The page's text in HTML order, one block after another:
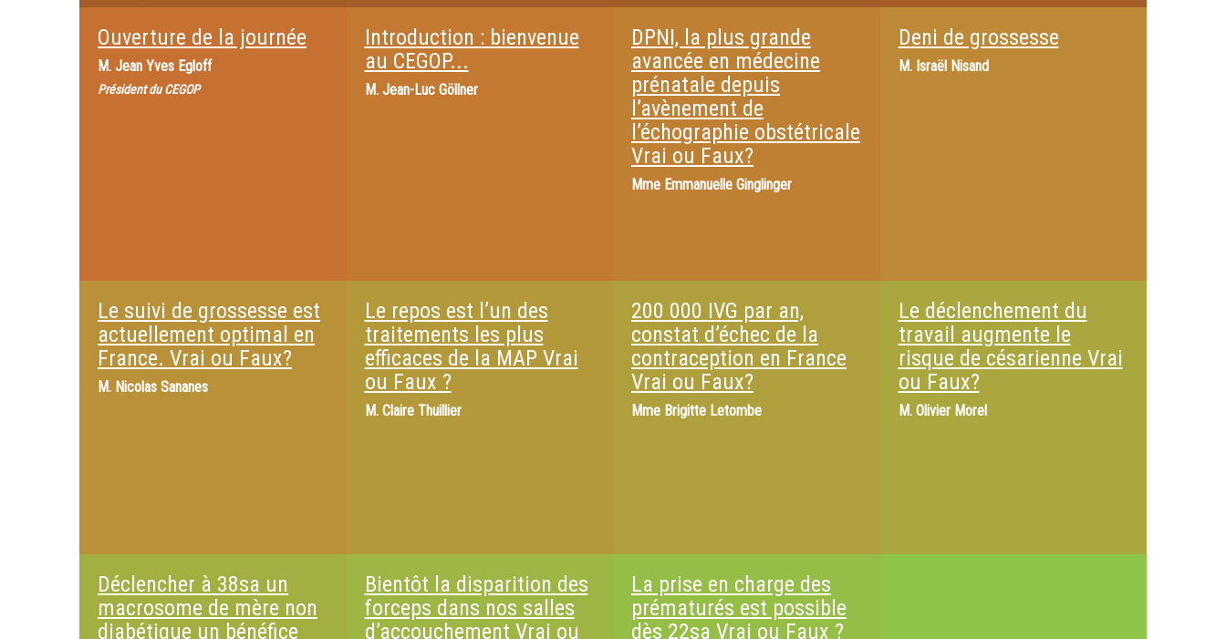
Ouverture de la journée
M. Jean Yves Egloff
Président du CEGOP
Introduction : bienvenue
au CEGOP...
M. Jean-Luc Göllner
DPNI, la plus grande
avancée en médecine
prénatale depuis
l’avènement de
l’échographie obstétricale
Vrai ou Faux?
Mme Emmanuelle Ginglinger
Deni de grossesse
M. Israël Nisand
Le suivi de grossesse est
actuellement optimal en
France. Vrai ou Faux?
M. Nicolas Sananes
Le repos est l’un des
traitements les plus
efficaces de la MAP Vrai
ou Faux ?
M. Claire Thuillier
200 000 IVG par an,
constat d’échec de la
contraception en France
Vrai ou Faux?
Mme Brigitte Letombe
Le déclenchement du
travail augmente le
risque de césarienne Vrai
ou Faux?
M. Olivier Morel
Déclencher à 38sa un
macrosome de mère non
diabétique un bénéfice
Bientôt la disparition des
forceps dans nos salles
d’accouchement Vrai ou
La prise en charge des
prématurés est possible
dès 22sa Vrai ou Faux ?